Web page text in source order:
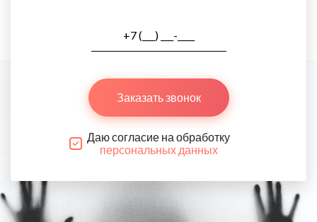
Заказать звонок
Даю согласие на обработку
персональных данных